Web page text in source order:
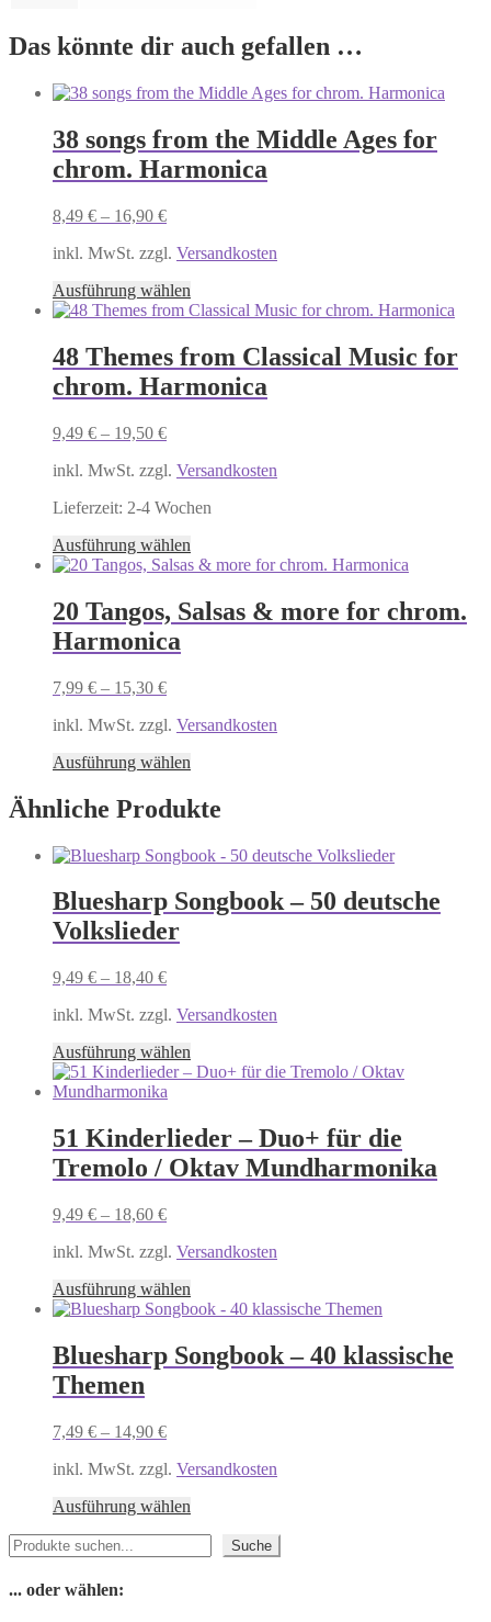
Das könnte dir auch gefallen …
38 songs from the Middle Ages for
chrom. Harmonica
8,49 € – 16,90 €
inkl. MwSt. zzgl. Versandkosten
Ausführung wählen
Produkt
mehrere
Varianten
auf.
auf
Produktseite
werden
48 Themes from Classical Music for
chrom. Harmonica
9,49 € – 19,50 €
inkl. MwSt. zzgl. Versandkosten
Lieferzeit: 2-4 Wochen
Ausführung wählen
Produkt
mehrere
Varianten
auf
werden
20 Tangos, Salsas & more for chrom.
Harmonica
7,99 € – 15,30 €
inkl. MwSt. zzgl. Versandkosten
Ausführung wählen
weist
mehrere
auf.
Optionen
können
werden
Ähnliche Produkte
Bluesharp Songbook – 50 deutsche
Volkslieder
9,49 € – 18,40 €
inkl. MwSt. zzgl. Versandkosten
Ausführung wählen
Produkt
Varianten
auf.
Die
der
werden
51 Kinderlieder – Duo+ für die
Tremolo / Oktav Mundharmonika
9,49 € – 18,60 €
inkl. MwSt. zzgl. Versandkosten
Ausführung wählen
Produkt
mehrere
Varianten
auf
werden
Bluesharp Songbook – 40 klassische
Themen
7,49 € – 14,90 €
inkl. MwSt. zzgl. Versandkosten
Ausführung wählen
Suchen Suche
... oder wählen: